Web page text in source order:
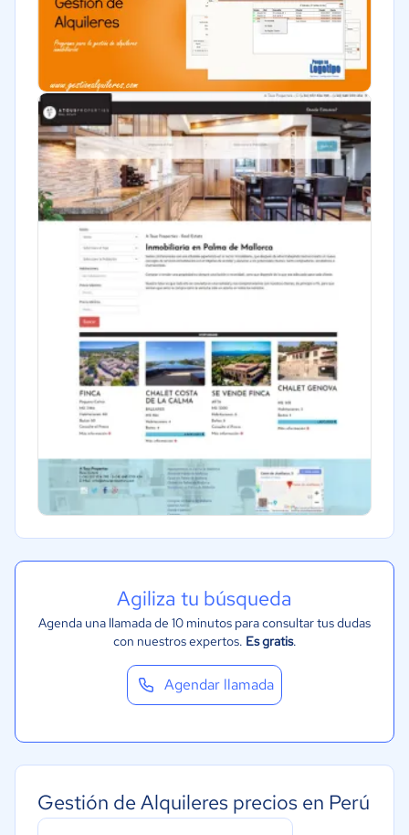
Agiliza tu búsqueda
Agenda una llamada de 10 minutos para consultar tus dudas
con nuestros expertos. Es gratis.
Agendar llamada
Gestión de Alquileres precios en Perú